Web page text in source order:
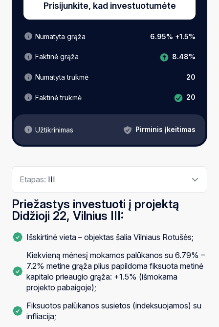
Etapas: III
Prisijunkite, kad investuotumėte
Numatyta grąža 6.95% +1.5%
Faktinė grąža 8.48%
Numatyta trukmė 20
Faktinė trukmė 20
Užtikrinimas Pirminis įkeitimas
Priežastys investuoti į projektą
Didžioji 22, Vilnius III:
Išskirtinė vieta – objektas šalia Vilniaus Rotušės;
Kiekvieną mėnesį mokamos palūkanos su 6.79% –
7.2% metine grąža plius papildoma fiksuota metinė
kapitalo prieaugio grąža: +1.5% (išmokama
projekto pabaigoje);
Fiksuotos palūkanos susietos (indeksuojamos) su
infliacija;